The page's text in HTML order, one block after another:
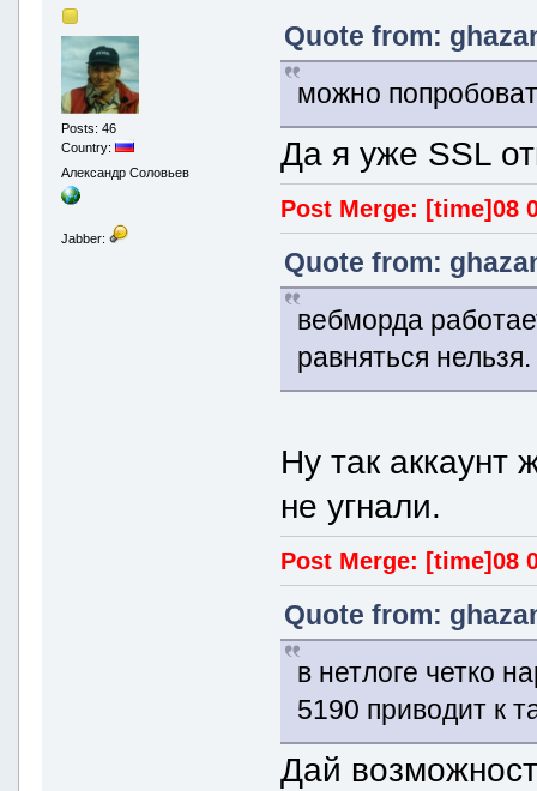
Posts: 46
Country:
Александр Соловьев
Jabber:
Quote from:
можно
Да я уже SSL
Post Merge: [time]08
Quote from:
вебморда
равняться нельзя.
Ну так аккаунт
не угнали.
Post Merge: [time]08
Quote from:
в нетлоге четко
5190 приводит к
Дай